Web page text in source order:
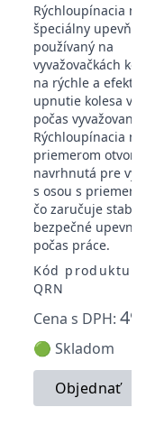
Rýchloupínacia
špeciálny
používaný na
vyvažovačkách
na rýchle a
upnutie kolesa
počas
Rýchloupínacia
priemerom
navrhnutá pre
s osou s
čo zaručuje
bezpečné
počas práce.
Kód produktu:
QRN
Cena s DPH:
🟢 Skladom
Objednať